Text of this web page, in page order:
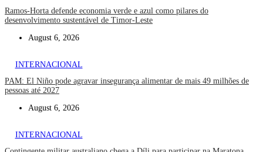
Ramos-Horta defende economia verde e azul como pilares do
desenvolvimento sustentável de Timor-Leste
August 6, 2026
INTERNACIONAL
PAM: El Niño pode agravar insegurança alimentar de mais 49 milhões de
pessoas até 2027
August 6, 2026
INTERNACIONAL